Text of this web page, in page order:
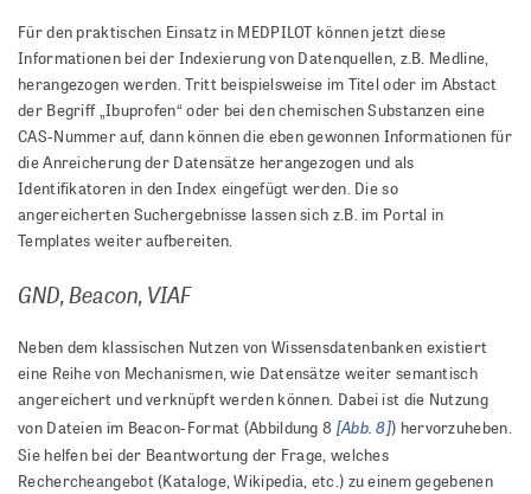
Für den praktischen Einsatz in MEDPILOT können jetzt diese
Informationen bei der Indexierung von Datenquellen, z.B. Medline,
herangezogen werden. Tritt beispielsweise im Titel oder im Abstact
der Begriff „Ibuprofen“ oder bei den chemischen Substanzen eine
CAS-Nummer auf, dann können die eben gewonnen Informationen für
die Anreicherung der Datensätze herangezogen und als
Identifikatoren in den Index eingefügt werden. Die so
angereicherten Suchergebnisse lassen sich z.B. im Portal in
Templates weiter aufbereiten.
GND, Beacon, VIAF
Neben dem klassischen Nutzen von Wissensdatenbanken existiert
eine Reihe von Mechanismen, wie Datensätze weiter semantisch
angereichert und verknüpft werden können. Dabei ist die Nutzung
von Dateien im Beacon-Format (Abbildung 8 [Abb. 8]) hervorzuheben.
Sie helfen bei der Beantwortung der Frage, welches
Rechercheangebot (Kataloge, Wikipedia, etc.) zu einem gegebenen